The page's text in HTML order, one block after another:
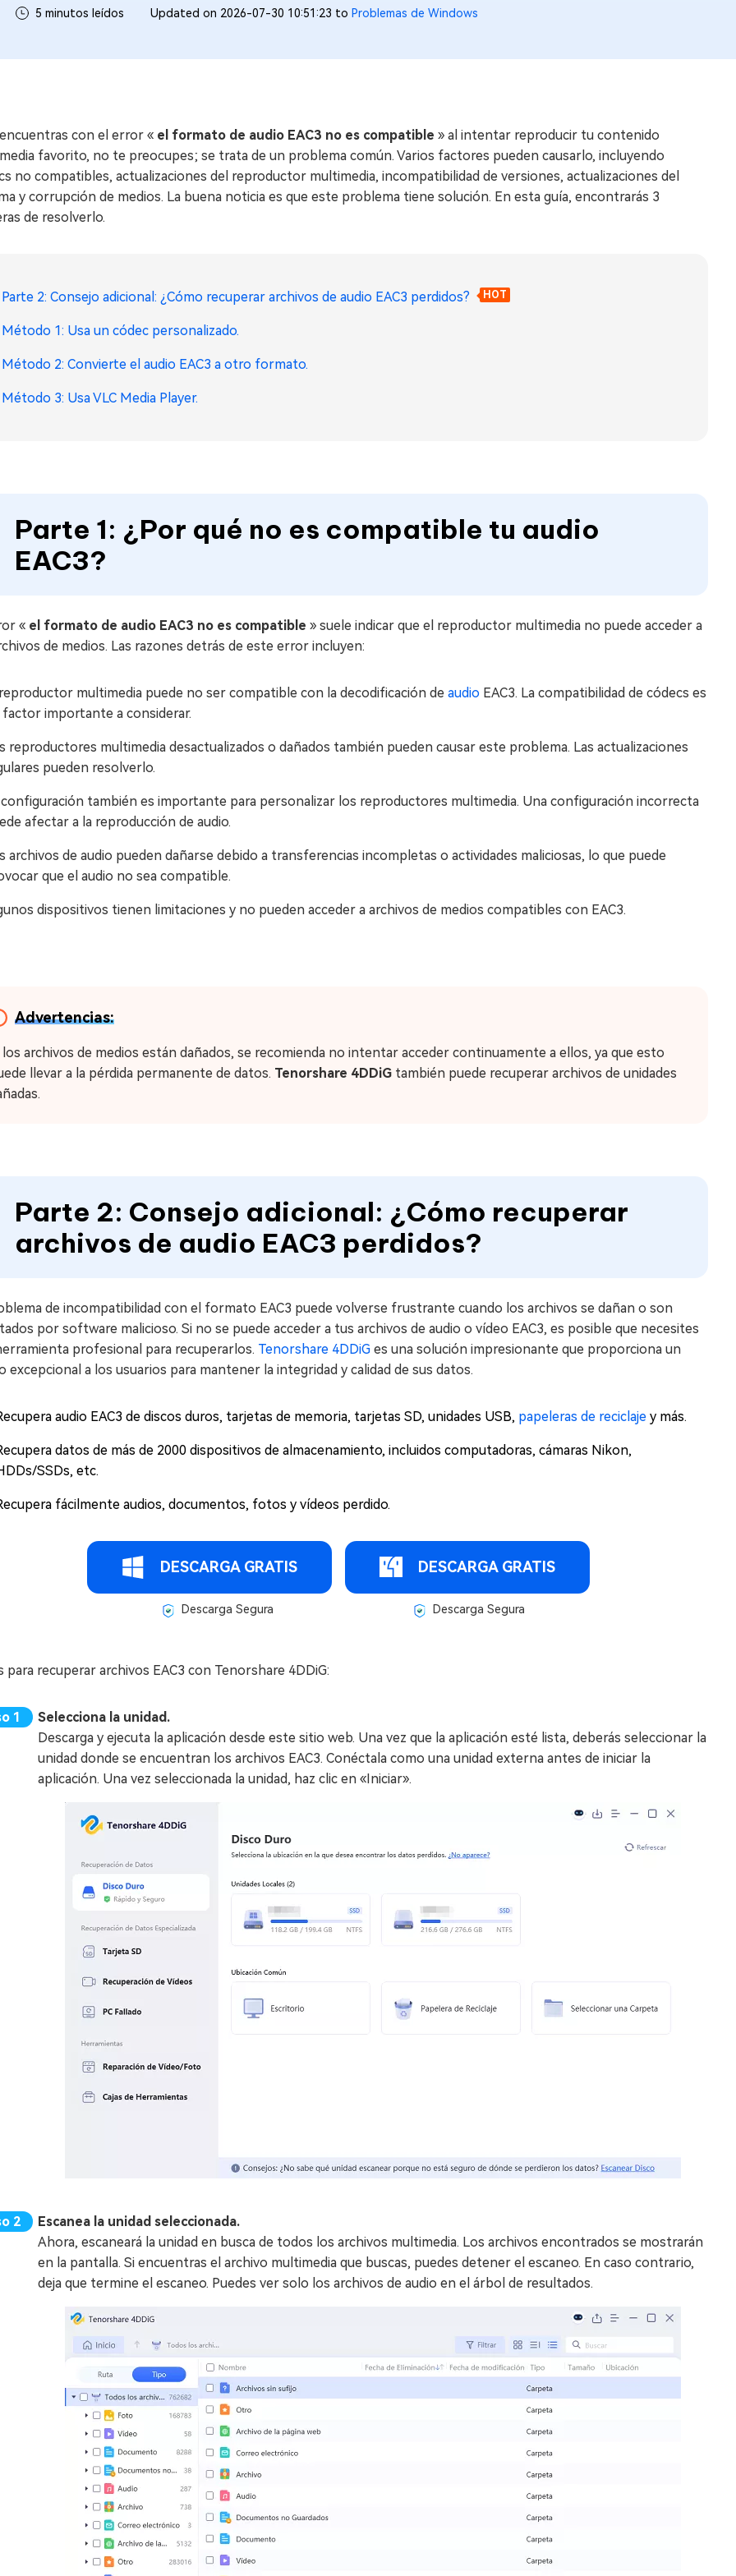
5 minutos leídos Updated on 2026-07-30 10:51:23 to Problemas de Windows
con el error « el formato de audio EAC3 no es compatible » al intentar reproducir tu contenido
favorito, no te preocupes; se trata de un problema común. Varios factores pueden causarlo, incluyendo
no compatibles, actualizaciones del reproductor multimedia, incompatibilidad de versiones, actualizaciones del
y corrupción de medios. La buena noticia es que este problema tiene solución. En esta guía, encontrarás 3
de resolverlo.
Parte 2: Consejo adicional: ¿Cómo recuperar archivos de audio EAC3 perdidos? HOT
Método 1: Usa un códec personalizado.
Método 2: Convierte el audio EAC3 a otro formato.
Método 3: Usa VLC Media Player.
Parte 1: ¿Por qué no es compatible tu audio
EAC3?
« el formato de audio EAC3 no es compatible » suele indicar que el reproductor multimedia no puede acceder a
de medios. Las razones detrás de este error incluyen:
multimedia puede no ser compatible con la decodificación de audio EAC3. La compatibilidad de códecs es
factor importante a considerar.
reproductores multimedia desactualizados o dañados también pueden causar este problema. Las actualizaciones
pueden resolverlo.
también es importante para personalizar los reproductores multimedia. Una configuración incorrecta
afectar a la reproducción de audio.
archivos de audio pueden dañarse debido a transferencias incompletas o actividades maliciosas, lo que puede
que el audio no sea compatible.
dispositivos tienen limitaciones y no pueden acceder a archivos de medios compatibles con EAC3.
Advertencias:
los archivos de medios están dañados, se recomienda no intentar acceder continuamente a ellos, ya que esto
llevar a la pérdida permanente de datos. Tenorshare 4DDiG también puede recuperar archivos de unidades
Parte 2: Consejo adicional: ¿Cómo recuperar
archivos de audio EAC3 perdidos?
de incompatibilidad con el formato EAC3 puede volverse frustrante cuando los archivos se dañan o son
por software malicioso. Si no se puede acceder a tus archivos de audio o vídeo EAC3, es posible que necesites
profesional para recuperarlos. Tenorshare 4DDiG es una solución impresionante que proporciona un
excepcional a los usuarios para mantener la integridad y calidad de sus datos.
audio EAC3 de discos duros, tarjetas de memoria, tarjetas SD, unidades USB, papeleras de reciclaje y más.
datos de más de 2000 dispositivos de almacenamiento, incluidos computadoras, cámaras Nikon,
SSDs, etc.
fácilmente audios, documentos, fotos y vídeos perdido.
DESCARGA GRATIS
Descarga Segura
DESCARGA GRATIS
Descarga Segura
para recuperar archivos EAC3 con Tenorshare 4DDiG:
Selecciona la unidad.
Descarga y ejecuta la aplicación desde este sitio web. Una vez que la aplicación esté lista, deberás seleccionar la
unidad donde se encuentran los archivos EAC3. Conéctala como una unidad externa antes de iniciar la
aplicación. Una vez seleccionada la unidad, haz clic en «Iniciar».
Escanea la unidad seleccionada.
Ahora, escaneará la unidad en busca de todos los archivos multimedia. Los archivos encontrados se mostrarán
en la pantalla. Si encuentras el archivo multimedia que buscas, puedes detener el escaneo. En caso contrario,
deja que termine el escaneo. Puedes ver solo los archivos de audio en el árbol de resultados.